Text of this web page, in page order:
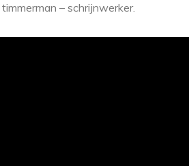
– schrijnwerker.